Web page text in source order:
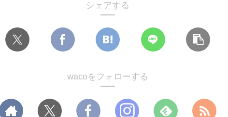
シェアする
wacoをフォローする